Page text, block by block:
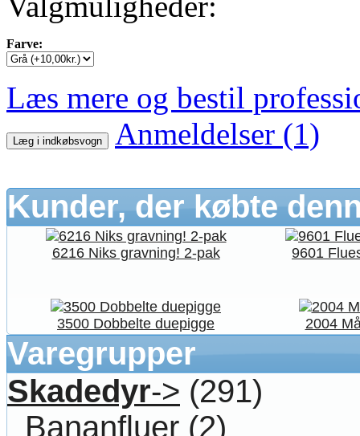
Farve:
Læs mere og bestil
Læg i indkøbsvogn Anmeldelser (1)
Kunder, der købte
6216 Niks gravning! 2-pak 9601
3500 Dobbelte duepigge 2004
Varegrupper
Skadedyr-> (291)
Bananfluer (2)